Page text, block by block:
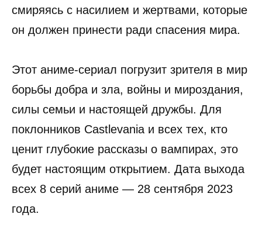
смиряясь с насилием и жертвами, которые
он должен принести ради спасения мира.
Этот аниме-сериал погрузит зрителя в мир
борьбы добра и зла, войны и мироздания,
силы семьи и настоящей дружбы. Для
поклонников Castlevania и всех тех, кто
ценит глубокие рассказы о вампирах, это
будет настоящим открытием. Дата выхода
всех 8 серий аниме — 28 сентября 2023
года.